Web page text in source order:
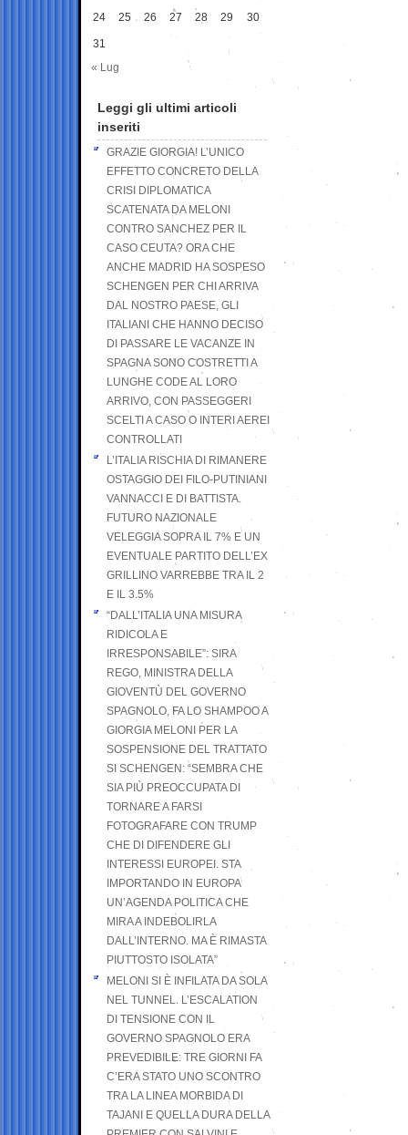
24 25 26 27 28 29 30
31
« Lug
Leggi gli ultimi articoli
inseriti
GRAZIE GIORGIA! L’UNICO
EFFETTO CONCRETO DELLA
CRISI DIPLOMATICA
SCATENATA DA MELONI
CONTRO SANCHEZ PER IL
CASO CEUTA? ORA CHE
ANCHE MADRID HA SOSPESO
SCHENGEN PER CHI ARRIVA
DAL NOSTRO PAESE, GLI
ITALIANI CHE HANNO DECISO
DI PASSARE LE VACANZE IN
SPAGNA SONO COSTRETTI A
LUNGHE CODE AL LORO
ARRIVO, CON PASSEGGERI
SCELTI A CASO O INTERI AEREI
CONTROLLATI
L’ITALIA RISCHIA DI RIMANERE
OSTAGGIO DEI FILO-PUTINIANI
VANNACCI E DI BATTISTA.
FUTURO NAZIONALE
VELEGGIA SOPRA IL 7% E UN
EVENTUALE PARTITO DELL’EX
GRILLINO VARREBBE TRA IL 2
E IL 3.5%
“DALL’ITALIA UNA MISURA
RIDICOLA E
IRRESPONSABILE”: SIRA
REGO, MINISTRA DELLA
GIOVENTÙ DEL GOVERNO
SPAGNOLO, FA LO SHAMPOO A
GIORGIA MELONI PER LA
SOSPENSIONE DEL TRATTATO
SI SCHENGEN: “SEMBRA CHE
SIA PIÙ PREOCCUPATA DI
TORNARE A FARSI
FOTOGRAFARE CON TRUMP
CHE DI DIFENDERE GLI
INTERESSI EUROPEI. STA
IMPORTANDO IN EUROPA
UN’AGENDA POLITICA CHE
MIRA A INDEBOLIRLA
DALL’INTERNO. MA È RIMASTA
PIUTTOSTO ISOLATA”
MELONI SI È INFILATA DA SOLA
NEL TUNNEL. L’ESCALATION
DI TENSIONE CON IL
GOVERNO SPAGNOLO ERA
PREVEDIBILE: TRE GIORNI FA
C’ERA STATO UNO SCONTRO
TRA LA LINEA MORBIDA DI
TAJANI E QUELLA DURA DELLA